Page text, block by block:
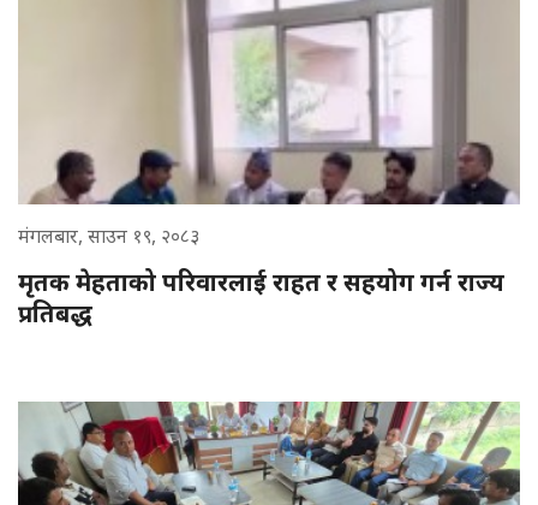
मंगलबार, साउन १९, २०८३
मृतक मेहताको परिवारलाई राहत र सहयोग गर्न राज्य
प्रतिबद्ध